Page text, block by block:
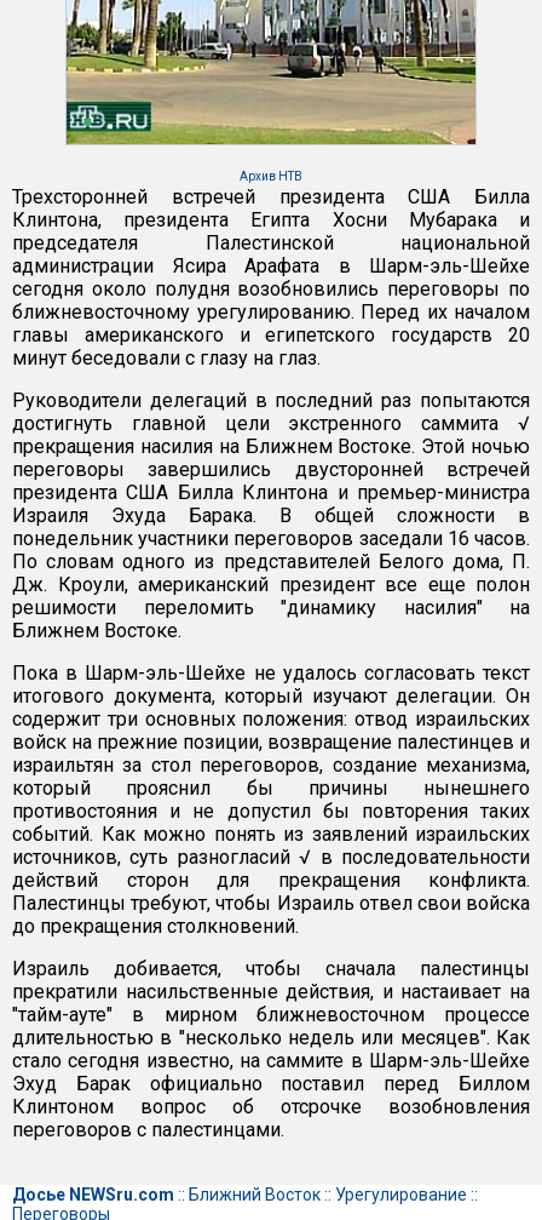
Архив НТВ
Трехсторонней встречей президента США Билла
Клинтона, президента Египта Хосни Мубарака и
председателя Палестинской национальной
администрации Ясира Арафата в Шарм-эль-Шейхе
сегодня около полудня возобновились переговоры по
ближневосточному урегулированию. Перед их началом
главы американского и египетского государств 20
минут беседовали с глазу на глаз.
Руководители делегаций в последний раз попытаются
достигнуть главной цели экстренного саммита √
прекращения насилия на Ближнем Востоке. Этой ночью
переговоры завершились двусторонней встречей
президента США Билла Клинтона и премьер-министра
Израиля Эхуда Барака. В общей сложности в
понедельник участники переговоров заседали 16 часов.
По словам одного из представителей Белого дома, П.
Дж. Кроули, американский президент все еще полон
решимости переломить "динамику насилия" на
Ближнем Востоке.
Пока в Шарм-эль-Шейхе не удалось согласовать текст
итогового документа, который изучают делегации. Он
содержит три основных положения: отвод израильских
войск на прежние позиции, возвращение палестинцев и
израильтян за стол переговоров, создание механизма,
который прояснил бы причины нынешнего
противостояния и не допустил бы повторения таких
событий. Как можно понять из заявлений израильских
источников, суть разногласий √ в последовательности
действий сторон для прекращения конфликта.
Палестинцы требуют, чтобы Израиль отвел свои войска
до прекращения столкновений.
Израиль добивается, чтобы сначала палестинцы
прекратили насильственные действия, и настаивает на
"тайм-ауте" в мирном ближневосточном процессе
длительностью в "несколько недель или месяцев". Как
стало сегодня известно, на саммите в Шарм-эль-Шейхе
Эхуд Барак официально поставил перед Биллом
Клинтоном вопрос об отсрочке возобновления
переговоров с палестинцами.
Досье NEWSru.com :: Ближний Восток:: Урегулирование ::
Переговоры